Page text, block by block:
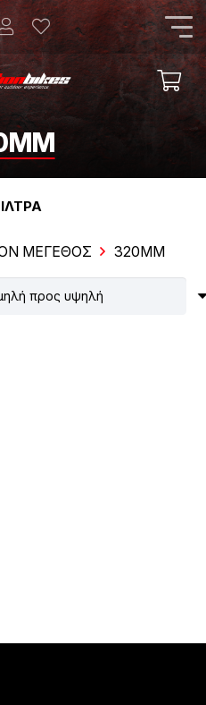
ΜΈΓΕΘΟΣ 320MM